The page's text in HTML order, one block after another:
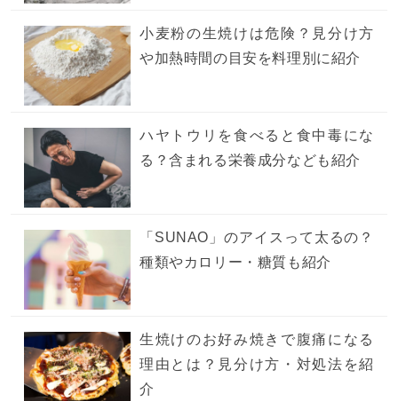
小麦粉の生焼けは危険？見分け方
や加熱時間の目安を料理別に紹介
ハヤトウリを食べると食中毒にな
る？含まれる栄養成分なども紹介
「SUNAO」のアイスって太るの？
種類やカロリー・糖質も紹介
生焼けのお好み焼きで腹痛になる
理由とは？見分け方・対処法を紹
介